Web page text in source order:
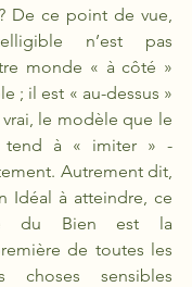
De ce point de vue,
n’est pas
monde « à côté »
; il est « au-dessus »
le modèle que le
tend à « imiter » -
Autrement dit,
Idéal à atteindre, ce
du Bien est la
de toutes les
sensibles